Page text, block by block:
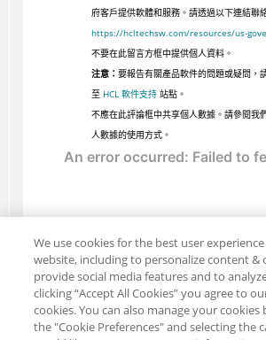
府客戶提供軟體和服務。請透過以下連結聯
https://hcltechsw.com/resources/us-
不要在此留言方框中提供個人資料。
注意： 要報告有關產品軟件的問題或疑問，
至 HCL 軟件支持站點。
不應在此評論框中共享個人數據。請參閱我
人數據的使用方式。
We use cookies for the best user
website, including to personalize content &
provide social media features and to
clicking “Accept All Cookies” you agree to
cookies. You can also manage your cookies
the "Cookie Preferences" and selecting the